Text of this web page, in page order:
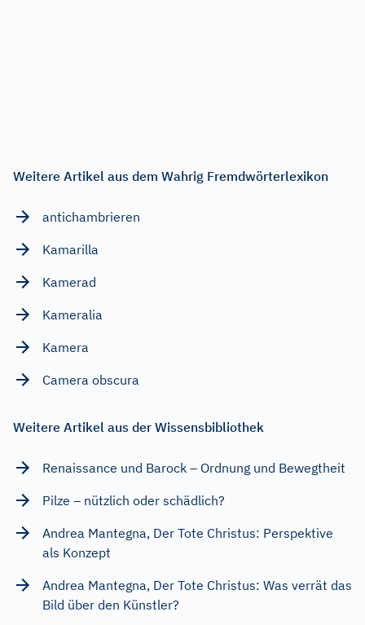
Weitere Artikel aus dem Wahrig Fremdwörterlexikon
antichambrieren
Kamarilla
Kamerad
Kameralia
Kamera
Camera obscura
Weitere Artikel aus der Wissensbibliothek
Renaissance und Barock – Ordnung und Bewegtheit
Pilze – nützlich oder schädlich?
Andrea Mantegna, Der Tote Christus: Perspektive
als Konzept
Andrea Mantegna, Der Tote Christus: Was verrät das
Bild über den Künstler?